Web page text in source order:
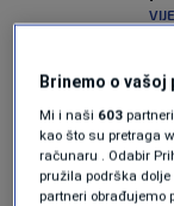
Brinemo o
Mi i naši 603
kao što su pretraga
računaru . Odabir
pružila podrška
partneri obrađujemo